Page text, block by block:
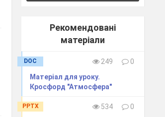
Рекомендовані
матеріали
DOC 249
0
Матеріал для уроку.
Кросфорд "Атмосфера"
PPTX 534
0